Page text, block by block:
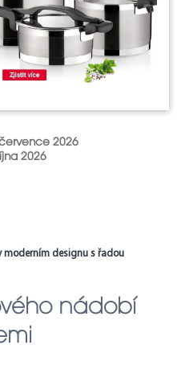
2026
2026
moderním designu s řadou
nádobí